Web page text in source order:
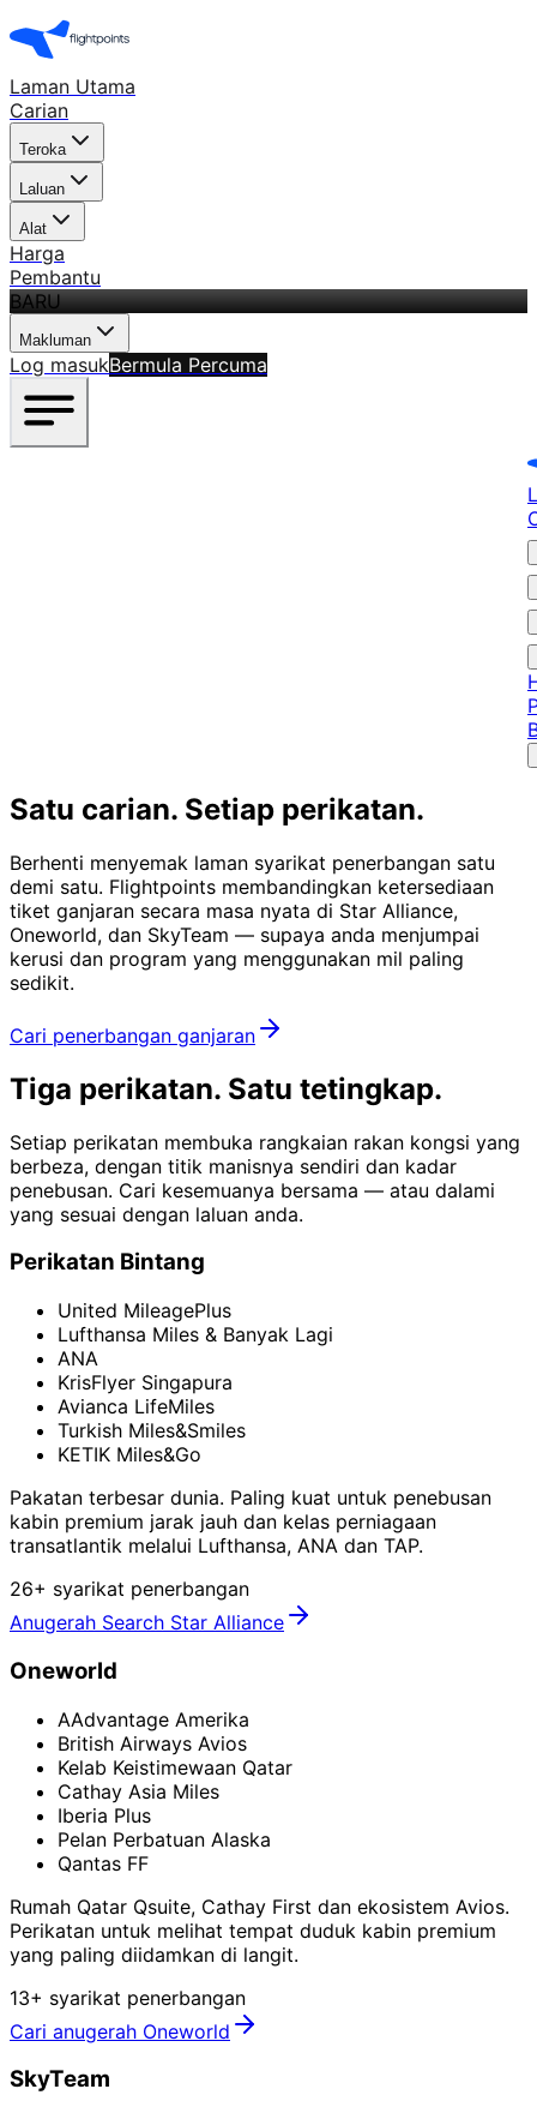
Laman Utama
Carian
Teroka
Laluan
Alat
Harga
Pembantu
BARU
Makluman
Log masukBermula Percuma
Satu carian. Setiap perikatan.
Berhenti menyemak laman syarikat penerbangan satu
demi satu. Flightpoints membandingkan ketersediaan
tiket ganjaran secara masa nyata di Star Alliance,
Oneworld, dan SkyTeam — supaya anda menjumpai
kerusi dan program yang menggunakan mil paling
sedikit.
Cari penerbangan ganjaran
Tiga perikatan. Satu tetingkap.
Setiap perikatan membuka rangkaian rakan kongsi yang
berbeza, dengan titik manisnya sendiri dan kadar
penebusan. Cari kesemuanya bersama — atau dalami
yang sesuai dengan laluan anda.
Perikatan Bintang
United MileagePlus
Lufthansa Miles & Banyak Lagi
ANA
KrisFlyer Singapura
Avianca LifeMiles
Turkish Miles&Smiles
KETIK Miles&Go
Pakatan terbesar dunia. Paling kuat untuk penebusan
kabin premium jarak jauh dan kelas perniagaan
transatlantik melalui Lufthansa, ANA dan TAP.
26+ syarikat penerbangan
Anugerah Search Star Alliance
Oneworld
AAdvantage Amerika
British Airways Avios
Kelab Keistimewaan Qatar
Cathay Asia Miles
Iberia Plus
Pelan Perbatuan Alaska
Qantas FF
Rumah Qatar Qsuite, Cathay First dan ekosistem Avios.
Perikatan untuk melihat tempat duduk kabin premium
yang paling diidamkan di langit.
13+ syarikat penerbangan
Cari anugerah Oneworld
SkyTeam